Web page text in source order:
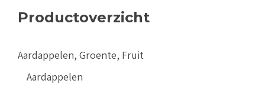
Productoverzicht
Aardappelen, Groente, Fruit
Aardappelen